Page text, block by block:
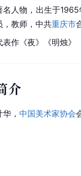
名人物，出生于1965
，教师，中共重庆市
表作《夜》《明烛》
介
华， 中国美术家协会